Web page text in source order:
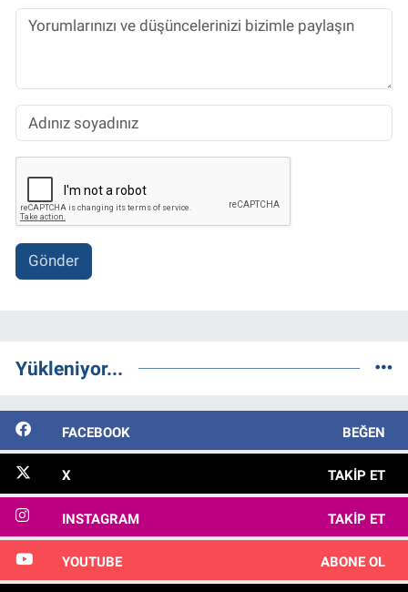
Gönder
Yükleniyor...
FACEBOOK BEĞEN
X TAKIP ET
INSTAGRAM TAKIP ET
YOUTUBE ABONE OL